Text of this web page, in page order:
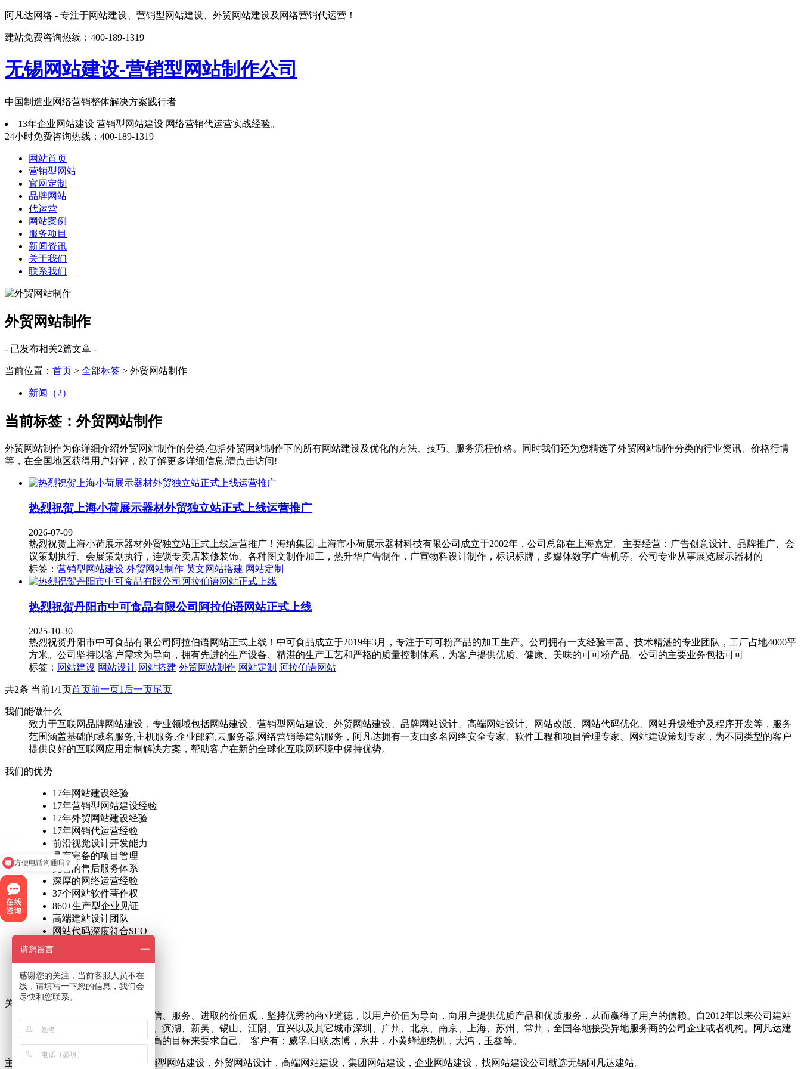
阿凡达网络 - 专注于网站建设、营销型网站建设、外贸网站建设及网络营销代运营！
建站免费咨询热线：400-189-1319
无锡网站建设-营销型网站制作公司
中国制造业网络营销整体解决方案践行者
13年企业网站建设 营销型网站建设 网络营销代运营实战经验。
24小时免费咨询热线： 400-189-1319
网站首页
营销型网站
官网定制
品牌网站
代运营
网站案例
服务项目
新闻资讯
关于我们
联系我们
外贸网站制作
- 已发布相关2篇文章 -
当前位置： 首页 > 全部标签 > 外贸网站制作
新闻（2）
当前标签： 外贸网站制作
外贸网站制作为你详细介绍外贸网站制作的分类,包括外贸网站制作下的所有网站建设及优化的方法、技巧、服务流程价格。同时我们还为您精选了外贸网站制作分类的行业资讯、价格行情
等，在全国地区获得用户好评，欲了解更多详细信息,请点击访问!
热烈祝贺上海小荷展示器材外贸独立站正式上线运营推广
2026-07-09
热烈祝贺上海小荷展示器材外贸独立站正式上线运营推广！海纳集团-上海市小荷展示器材科技有限公司成立于2002年，公司总部在上海嘉定。主要经营：广告创意设计、品牌推广、会
议策划执行、会展策划执行，连锁专卖店装修装饰、各种图文制作加工，热升华广告制作，广宣物料设计制作，标识标牌，多媒体数字广告机等。公司专业从事展览展示器材的
标签： 营销型网站建设 外贸网站制作 英文网站搭建 网站定制
热烈祝贺丹阳市中可食品有限公司阿拉伯语网站正式上线
2025-10-30
热烈祝贺丹阳市中可食品有限公司阿拉伯语网站正式上线！中可食品成立于2019年3月，专注于可可粉产品的加工生产。公司拥有一支经验丰富、技术精湛的专业团队，工厂占地4000平
方米。公司坚持以客户需求为导向，拥有先进的生产设备、精湛的生产工艺和严格的质量控制体系，为客户提供优质、健康、美味的可可粉产品。公司的主要业务包括可可
标签： 网站建设 网站设计 网站搭建 外贸网站制作 网站定制 阿拉伯语网站
共2条 当前1/1页首页前一页1 后一页尾页
我们能做什么
致力于互联网品牌网站建设，专业领域包括网站建设、营销型网站建设、外贸网站建设、品牌网站设计、高端网站设计、网站改版、网站代码优化、网站升级维护及程序开发等，服务
范围涵盖基础的域名服务,主机服务,企业邮箱,云服务器,网络营销等建站服务，阿凡达拥有一支由多名网络安全专家、软件工程和项目管理专家、网站建设策划专家，为不同类型的客户
提供良好的互联网应用定制解决方案，帮助客户在新的全球化互联网环境中保持优势。
我们的优势
17年网站建设经验
17年营销型网站建设经验
17年外贸网站建设经验
17年网销代运营经验
前沿视觉设计开发能力
具有完备的项目管理
完善的售后服务体系
深厚的网络运营经验
37个网站软件著作权
860+生产型企业见证
高端建站设计团队
网站代码深度符合SEO
整体符合搜索引擎算法
关于阿凡达网络
阿凡达网络一直秉承专业、诚信、服务、进取的价值观，坚持优秀的商业道德，以用户价值为导向，向用户提供优质产品和优质服务，从而赢得了用户的信赖。自2012年以来公司建站
业务范围包括无锡梁溪、惠山、滨湖、新吴、锡山、江阴、宜兴以及其它城市深圳、广州、北京、南京、上海、苏州、常州，全国各地接受异地服务商的公司企业或者机构。阿凡达建
站公司始终以不懈的努力、更高的目标来要求自己。 客户有：威孚,日联,杰博，永井，小黄蜂缠绕机，大鸿，玉鑫等。
主要业务范围包括：网站建设，营销型网站建设，外贸网站设计，高端网站建设，集团网站建设，企业网站建设，找网站建设公司就选无锡阿凡达建站。
方便电话沟通吗？
请您留言
感谢您的关注，当前客服人员不在
线，请填写一下您的信息，我们会
尽快和您联系。